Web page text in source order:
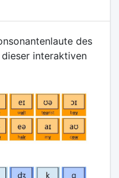
des
interaktiven